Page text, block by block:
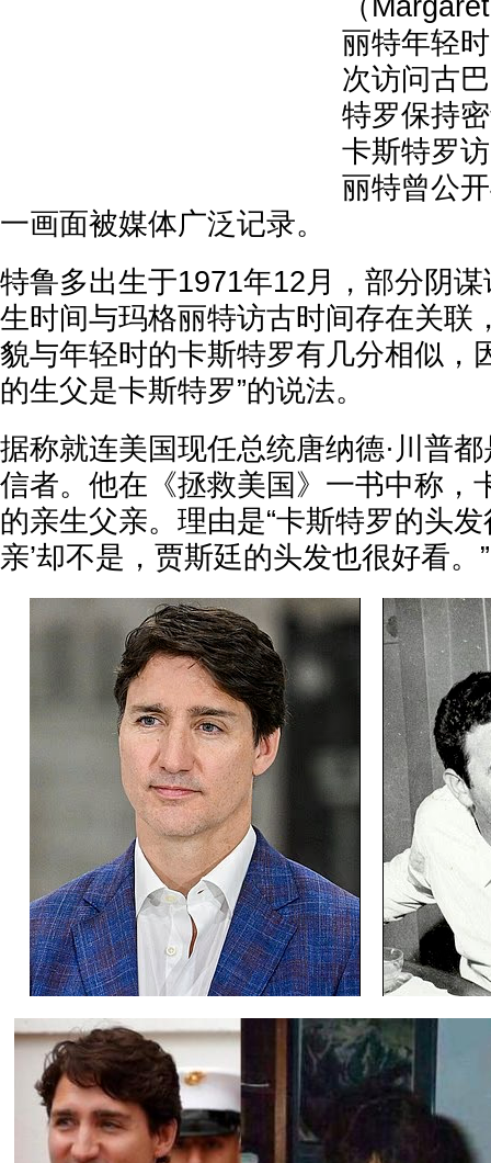
（
丽特年轻
次访问古
特罗保持
卡斯特罗
丽特曾公
一画面被媒体广泛记录。
特鲁多出生于1971年12月，部分阴
生时间与玛格丽特访古时间存在关联
貌与年轻时的卡斯特罗有几分相似，
的生父是卡斯特罗”的说法。
据称就连美国现任总统唐纳德·川普
信者。他在《拯救美国》一书中称，
的亲生父亲。理由是“卡斯特罗的头
亲’却不是，贾斯廷的头发也很好看。”